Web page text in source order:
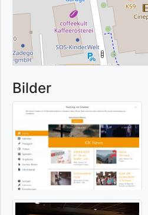
Bilder